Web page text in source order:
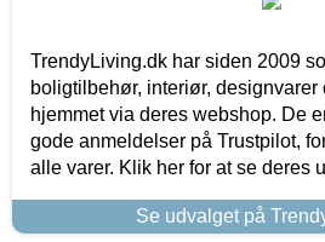
TrendyLiving.dk har siden 2009
boligtilbehør, interiør, designvarer
hjemmet via deres webshop. De
gode anmeldelser på Trustpilot,
alle varer. Klik her for at se deres
Se udvalget på